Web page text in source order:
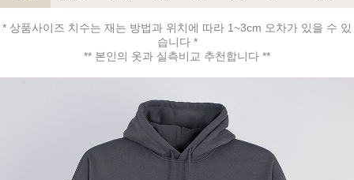
페이코 ID로 페
PAYCO 바로구매
* 상품사이즈 치수는 재는 방법과 위치에 따라 1~3cm 오차가 있을 수 있
습니다 *
** 본인의 옷과 실측비교 추천합니다 **